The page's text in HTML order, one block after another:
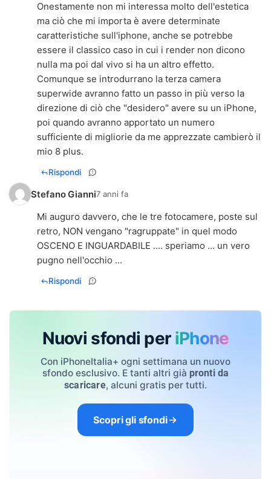
Onestamente non mi interessa molto dell'estetica
ma ciò che mi importa è avere determinate
caratteristiche sull'iphone, anche se potrebbe
essere il classico caso in cui i render non dicono
nulla ma poi dal vivo si ha un altro effetto.
Comunque se introdurrano la terza camera
superwide avranno fatto un passo in più verso la
direzione di ciò che "desidero" avere su un iPhone,
poi quando avranno apportato un numero
sufficiente di migliorie da me apprezzate cambierò il
mio 8 plus.
Rispondi
Stefano Gianni7 anni fa
Mi auguro davvero, che le tre fotocamere, poste sul
retro, NON vengano "ragruppate" in quel modo
OSCENO E INGUARDABILE .... speriamo ... un vero
pugno nell'occhio ...
Rispondi
Nuovi sfondi per iPhone
Con iPhoneItalia+ ogni settimana un nuovo
sfondo esclusivo. E tanti altri già pronti da
scaricare, alcuni gratis per tutti.
Scopri gli sfondi